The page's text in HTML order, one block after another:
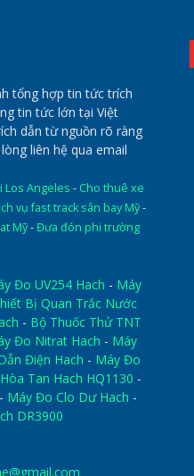
tổng hợp tin tức trích
tin tức lớn tại Việt
dẫn từ nguồn rõ ràng
liên hệ qua email
Los Angeles - Cho thuê xe
vụ fast track sân bay Mỹ-
Mỹ-Đưa đón phi trường
Đo UV254 Hach - Máy
Bị Quan Trắc Nước
- Bộ Thuốc Thử TNT
Đo Nitrat Hach - Máy
Điện Hach - Máy Đo
Tan Hach HQ1130 -
- Máy Đo Clo Dư Hach -
DR3900